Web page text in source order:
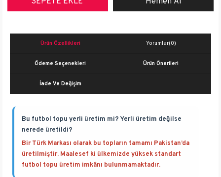
Ürün Özellikleri Yorumlar(0)
Ödeme Seçenekleri Ürün Önerileri
İade Ve Değişim
Bu futbol topu yerli üretim mi? Yerli üretim değilse
nerede üretildi?
Bir Türk Markası olarak bu topların tamamı Pakistan’da
üretilmiştir. Maalesef ki ülkemizde yüksek standart
futbol topu üretim imkânı bulunmamaktadır.